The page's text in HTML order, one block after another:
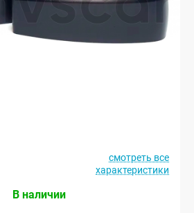
смотреть все
характеристики
В наличии